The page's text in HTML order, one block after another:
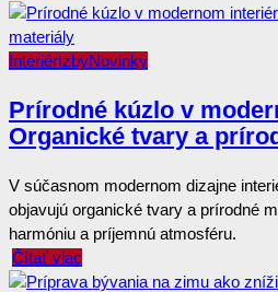
InteriérIzbyNovinky
Prírodné kúzlo v
Organické tvary a
V súčasnom modernom dizajne
objavujú organické tvary a prírodné
harmóniu a príjemnú atmosféru.
Čítať viac